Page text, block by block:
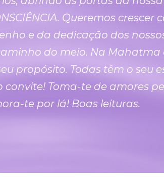
Queremos
e da dedicação dos
do meio. Na
propósito. Todas têm o seu
Toma-te de amores
te por lá! Boas leituras.